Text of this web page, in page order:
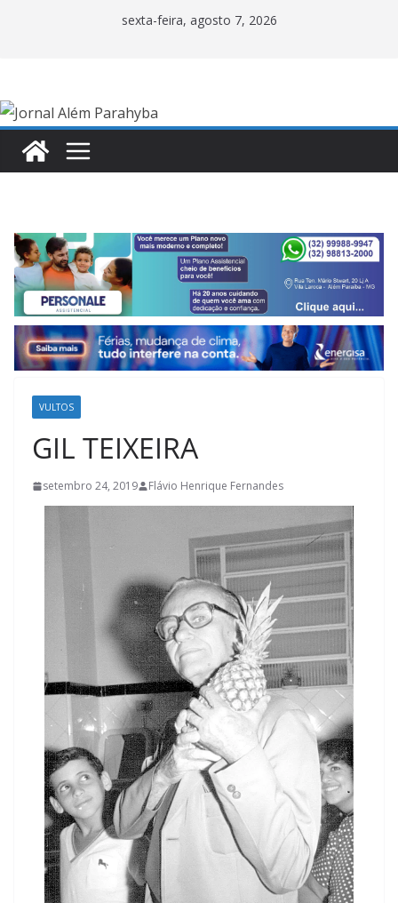
sexta-feira, agosto 7, 2026
VULTOS
GIL TEIXEIRA
setembro 24, 2019 Flávio Henrique Fernandes